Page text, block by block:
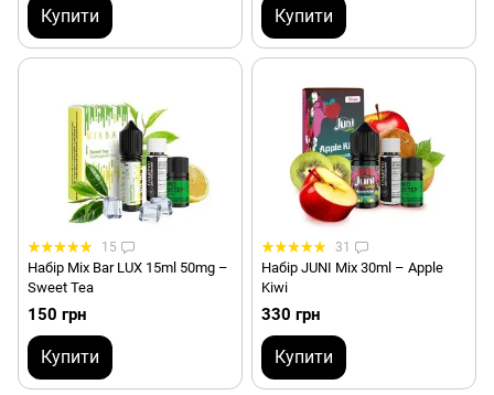
Купити Купити
15
Набір Mix Bar LUX 15ml 50mg –
Sweet Tea
150 грн
Купити
31
Набір JUNI Mix 30ml – Apple
Kiwi
330 грн
Купити